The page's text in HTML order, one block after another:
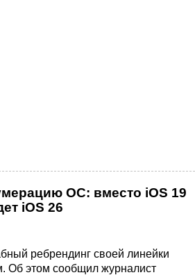
ОС: вместо iOS 19
iOS 26
ребрендинг своей линейки
Об этом сообщил журналист